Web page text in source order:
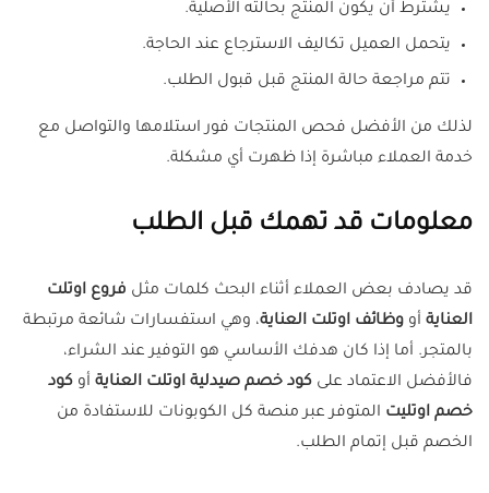
يشترط أن يكون المنتج بحالته الأصلية.
يتحمل العميل تكاليف الاسترجاع عند الحاجة.
تتم مراجعة حالة المنتج قبل قبول الطلب.
لذلك من الأفضل فحص المنتجات فور استلامها والتواصل مع
خدمة العملاء مباشرة إذا ظهرت أي مشكلة.
معلومات قد تهمك قبل الطلب
قد يصادف بعض العملاء أثناء البحث كلمات مثل فروع اوتلت
العناية أو وظائف اوتلت العناية، وهي استفسارات شائعة مرتبطة
بالمتجر. أما إذا كان هدفك الأساسي هو التوفير عند الشراء،
فالأفضل الاعتماد على كود خصم صيدلية اوتلت العناية أو كود
خصم اوتليت المتوفر عبر منصة كل الكوبونات للاستفادة من
الخصم قبل إتمام الطلب.